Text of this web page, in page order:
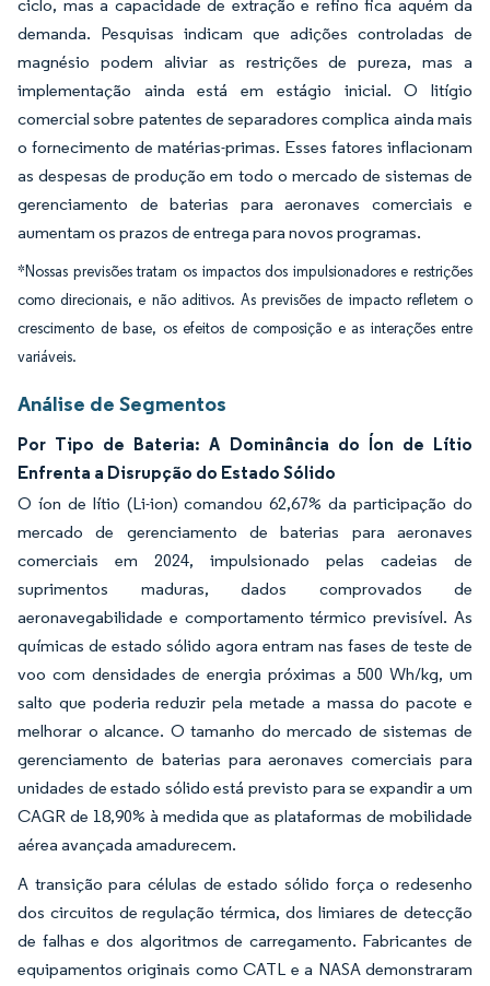
ciclo, mas a capacidade de extração e refino fica aquém da
demanda. Pesquisas indicam que adições controladas de
magnésio podem aliviar as restrições de pureza, mas a
implementação ainda está em estágio inicial. O litígio
comercial sobre patentes de separadores complica ainda mais
o fornecimento de matérias-primas. Esses fatores inflacionam
as despesas de produção em todo o mercado de sistemas de
gerenciamento de baterias para aeronaves comerciais e
aumentam os prazos de entrega para novos programas.
*Nossas previsões tratam os impactos dos impulsionadores e restrições
como direcionais, e não aditivos. As previsões de impacto refletem o
crescimento de base, os efeitos de composição e as interações entre
variáveis.
Análise de Segmentos
Por Tipo de Bateria: A Dominância do Íon de Lítio
Enfrenta a Disrupção do Estado Sólido
O íon de lítio (Li-ion) comandou 62,67% da participação do
mercado de gerenciamento de baterias para aeronaves
comerciais em 2024, impulsionado pelas cadeias de
suprimentos maduras, dados comprovados de
aeronavegabilidade e comportamento térmico previsível. As
químicas de estado sólido agora entram nas fases de teste de
voo com densidades de energia próximas a 500 Wh/kg, um
salto que poderia reduzir pela metade a massa do pacote e
melhorar o alcance. O tamanho do mercado de sistemas de
gerenciamento de baterias para aeronaves comerciais para
unidades de estado sólido está previsto para se expandir a um
CAGR de 18,90% à medida que as plataformas de mobilidade
aérea avançada amadurecem.
A transição para células de estado sólido força o redesenho
dos circuitos de regulação térmica, dos limiares de detecção
de falhas e dos algoritmos de carregamento. Fabricantes de
equipamentos originais como CATL e a NASA demonstraram